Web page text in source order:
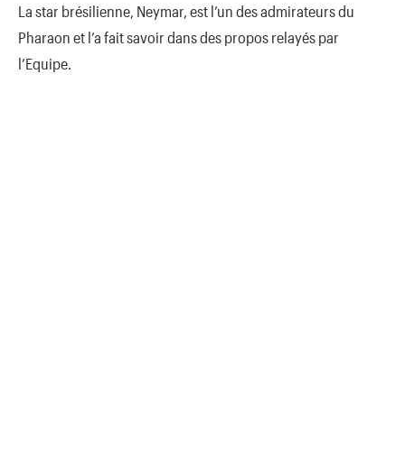
La star brésilienne, Neymar, est l’un des admirateurs du
Pharaon et l’a fait savoir dans des propos relayés par
l’Equipe.